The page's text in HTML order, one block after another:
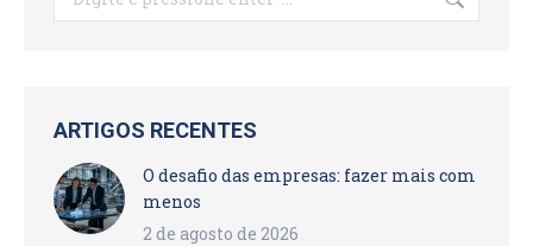
ARTIGOS RECENTES
O desafio das empresas: fazer mais com
menos
2 de agosto de 2026